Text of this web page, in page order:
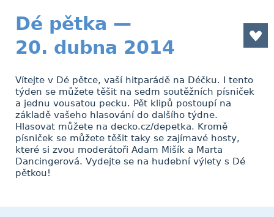
Dé pětka —
20. dubna 2014
Vítejte v Dé pětce, vaší hitparádě na Déčku. I tento
týden se můžete těšit na sedm soutěžních písniček
a jednu vousatou pecku. Pět klipů postoupí na
základě vašeho hlasování do dalšího týdne.
Hlasovat můžete na decko.cz/depetka. Kromě
písniček se můžete těšit taky se zajímavé hosty,
které si zvou moderátoři Adam Mišík a Marta
Dancingerová. Vydejte se na hudební výlety s Dé
pětkou!